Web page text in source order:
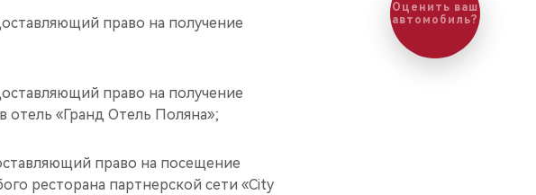
право на получение
право на получение
отель «Гранд Отель Поляна»;
право на посещение
ресторана партнерской сети «City
Оценить ваш
автомобиль?